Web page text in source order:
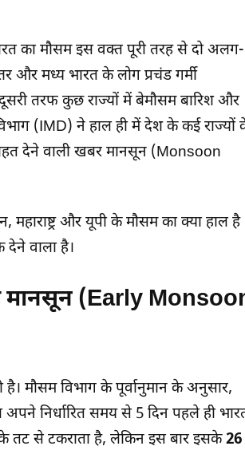
का मौसम इस वक्त पूरी तरह से दो अलग-
मध्य भारत के लोग प्रचंड गर्मी
तरफ कुछ राज्यों में बेमौसम बारिश और
(IMD) ने हाल ही में देश के कई राज्यों
देने वाली खबर मानसून (Monsoon
महाराष्ट्र और यूपी के मौसम का क्या हाल है
देने वाला है।
मानसून (Early
मौसम विभाग के पूर्वानुमान के अनुसार,
निर्धारित समय से 5 दिन पहले ही
तट से टकराता है, लेकिन इस बार इसके26